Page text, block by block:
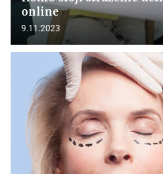
online
9.11.2023